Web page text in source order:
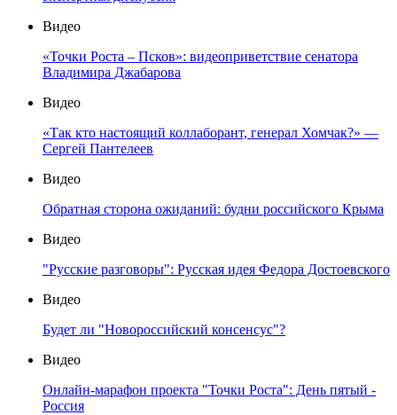
Видео
«Точки Роста – Псков»: видеоприветствие сенатора
Владимира Джабарова
Видео
«Так кто настоящий коллаборант, генерал Хомчак?» —
Сергей Пантелеев
Видео
Обратная сторона ожиданий: будни российского Крыма
Видео
"Русские разговоры": Русская идея Федора Достоевского
Видео
Будет ли "Новороссийский консенсус"?
Видео
Онлайн-марафон проекта "Точки Роста": День пятый -
Россия